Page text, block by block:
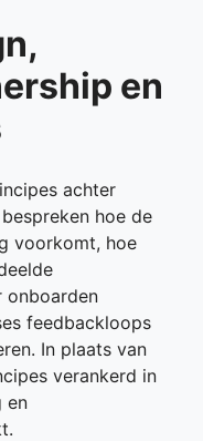
en
achter
hoe de
voorkomt, hoe
onboarden
feedbackloops
In plaats van
verankerd in
en